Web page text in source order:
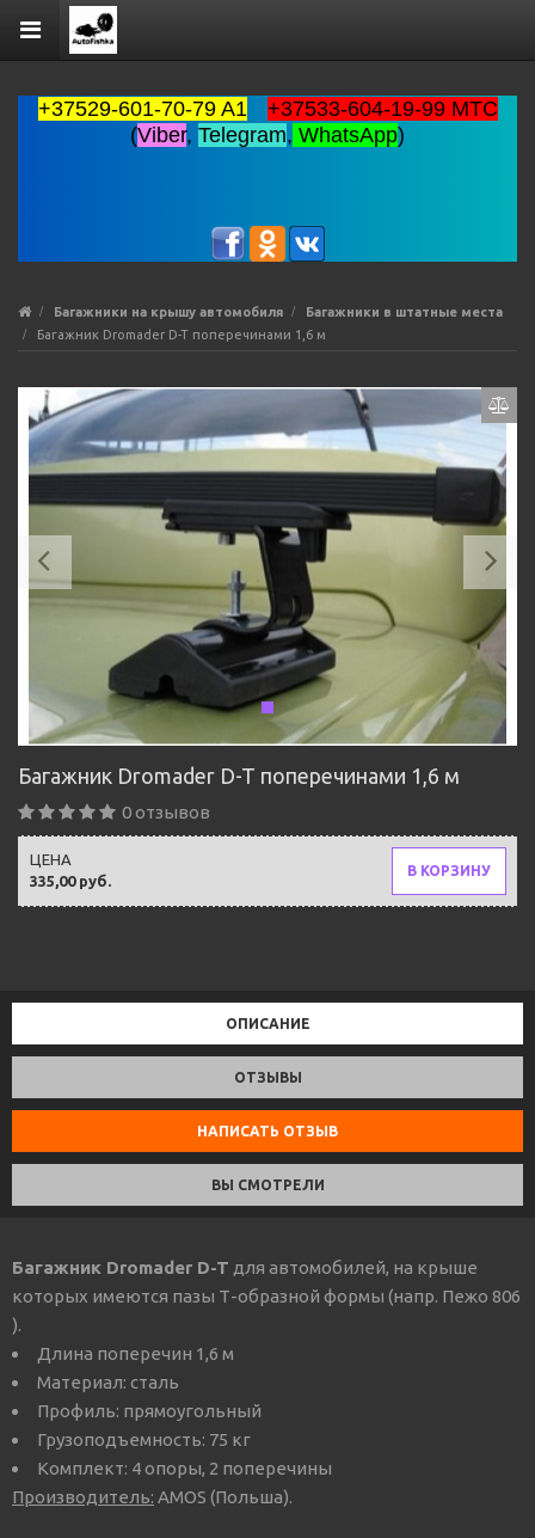
+37529-601-70-79 A1
+37533-604-19-99 MTC
(Viber, Telegram, WhatsApp)
Багажники на крышу автомобиля
Багажники в штатные места
Багажник Dromader D-T поперечинами 1,6 м
Previous
Багажник Dromader D-T поперечинами 1,6 м
0 отзывов
335,00 руб.
ЦЕНА
В КОРЗИНУ
ОПИСАНИЕ
ОТЗЫВЫ
НАПИСАТЬ ОТЗЫВ
ВЫ СМОТРЕЛИ
Багажник Dromader D-T для автомобилей, на крыше
которых имеются пазы Т-образной формы (напр. Пежо 806
).
Длина поперечин 1,6 м
Материал: сталь
Профиль: прямоугольный
Грузоподъемность: 75 кг
Комплект: 4 опоры, 2 поперечины
Производитель: AMOS (Польша).